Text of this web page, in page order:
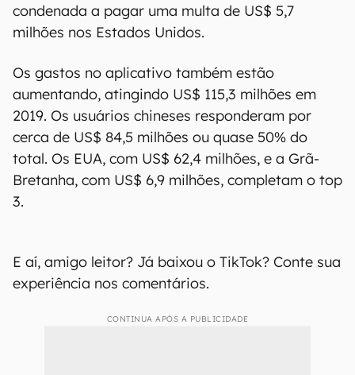
condenada a pagar uma multa de US$ 5,7
milhões nos Estados Unidos.
Os gastos no aplicativo também estão
aumentando, atingindo US$ 115,3 milhões em
2019. Os usuários chineses responderam por
cerca de US$ 84,5 milhões ou quase 50% do
total. Os EUA, com US$ 62,4 milhões, e a Grã-
Bretanha, com US$ 6,9 milhões, completam o top
3.
E aí, amigo leitor? Já baixou o TikTok? Conte sua
experiência nos comentários.
CONTINUA APÓS A PUBLICIDADE